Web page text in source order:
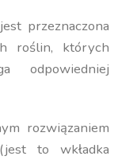
przeznaczona
roślin, których
odpowiedniej
rozwiązaniem
to wkładka